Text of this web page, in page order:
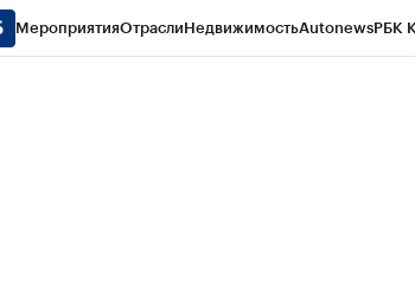
МероприятияОтраслиНедвижимостьAutonewsРБК